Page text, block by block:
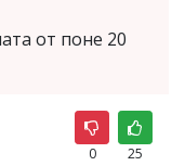
от поне 20
0 25